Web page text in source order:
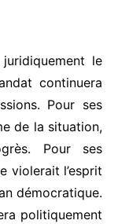
le
continuera
Pour ses
de la situation,
Pour ses
violerait l’esprit
démocratique.
politiquement